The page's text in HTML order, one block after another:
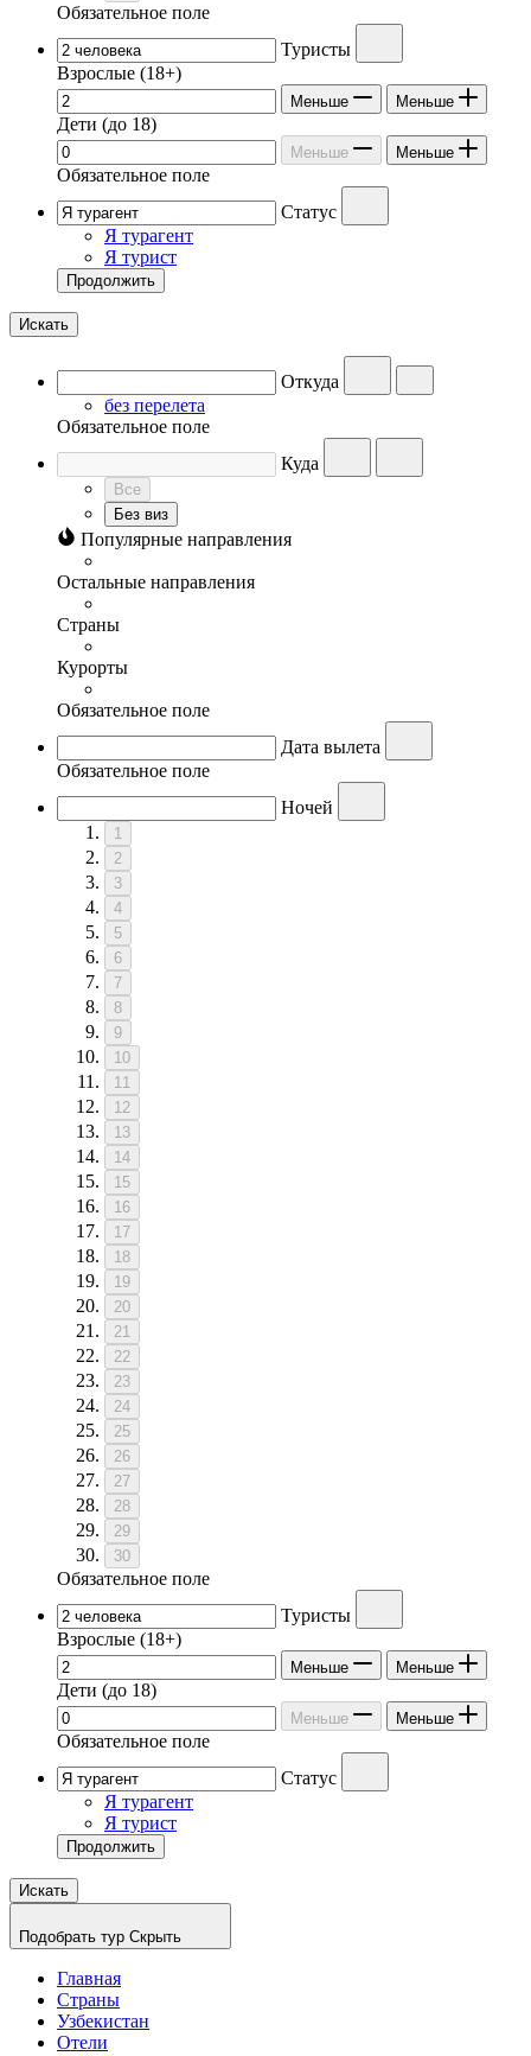
Обязательное поле
Туристы
Взрослые (18+)
Меньше Меньше
Дети (до 18)
Меньше Меньше
Обязательное поле
Статус
Я турагент
Я турист
Продолжить
Искать
Откуда
без перелета
Обязательное поле
Куда
Все
Без виз
Популярные направления
Остальные направления
Страны
Курорты
Обязательное поле
Дата вылета
Обязательное поле
Ночей
1
2
3
4
5
6
7
8
9
10
11
12
13
14
15
16
17
18
19
20
21
22
23
24
25
26
27
28
29
30
Обязательное поле
Туристы
Взрослые (18+)
Меньше Меньше
Дети (до 18)
Меньше Меньше
Обязательное поле
Статус
Я турагент
Я турист
Продолжить
Искать
Подобрать тур Скрыть
Главная
Страны
Узбекистан
Отели